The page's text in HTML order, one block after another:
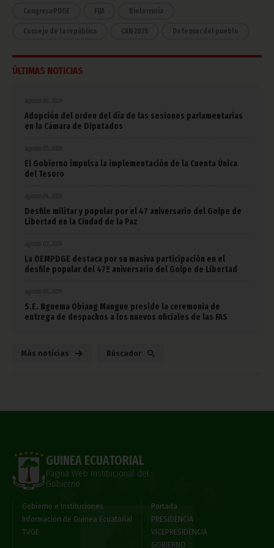
CongresoPDGE FIJA Bielorrusia
Consejo de la república CAN 2025 Defensor del pueblo
ÚLTIMAS NOTICIAS
agosto 05, 2026
Adopción del orden del día de las sesiones parlamentarias
en la Cámara de Diputados
agosto 05, 2026
El Gobierno impulsa la implementación de la Cuenta Única
del Tesoro
agosto 04, 2026
Desfile militar y popular por el 47 aniversario del Golpe de
Libertad en la Ciudad de la Paz
agosto 03, 2026
La OEMPDGE destaca por su masiva participación en el
desfile popular del 47º aniversario del Golpe de Libertad
agosto 03, 2026
S.E. Nguema Obiang Mangue preside la ceremonia de
entrega de despachos a los nuevos oficiales de las FAS
Más noticias Búscador
GUINEA ECUATORIAL
Página Web Institucional del
Gobierno
Gobierno e Instituciones
Información de Guinea Ecuatorial
TVGE
Portada
PRESIDENCIA
VICEPRESIDENCIA
GOBIERNO